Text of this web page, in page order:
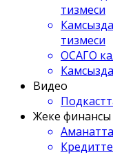
тизмеси
тизмеси
ОСАГО
Видео
Жеке финансы